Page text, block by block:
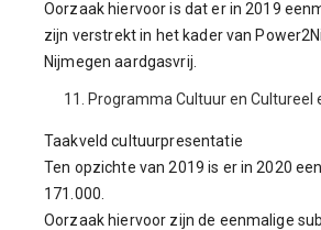
Oorzaak hiervoor is dat er in 2019
zijn verstrekt in het kader van
Nijmegen aardgasvrij.
Programma Cultuur en Cultureel
Taakveld cultuurpresentatie
Ten opzichte van 2019 is er in 2020
171.000.
Oorzaak hiervoor zijn de eenmalige